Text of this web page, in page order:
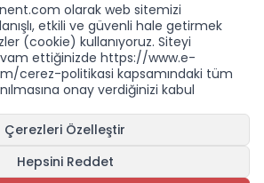
San. ve Tic. A.Ş.'nin Tescilli Bir Markasıdır
olarak web sitemizi
etkili ve güvenli hale getirmek
(cookie) kullanıyoruz. Siteyi
ettiğinizde https://www.e-
cerez-politikasi kapsamındaki tüm
onay verdiğinizi kabul
Çerezleri Özelleştir
Hepsini Reddet